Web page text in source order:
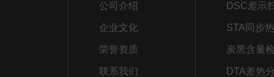
公司介绍
企业文化
荣誉资质
联系我们
炭黑含量
DTA差热